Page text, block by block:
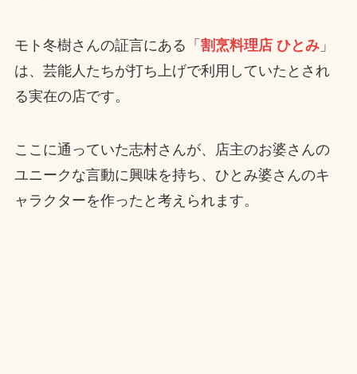
モト冬樹さんの証言にある「 割烹料理店 ひとみ」
は、芸能人たちが打ち上げで利用していたとされ
る実在の店です。
ここに通っていた志村さんが、店主のお婆さんの
ユニークな言動に興味を持ち、ひとみ婆さんのキ
ャラクターを作ったと考えられます。